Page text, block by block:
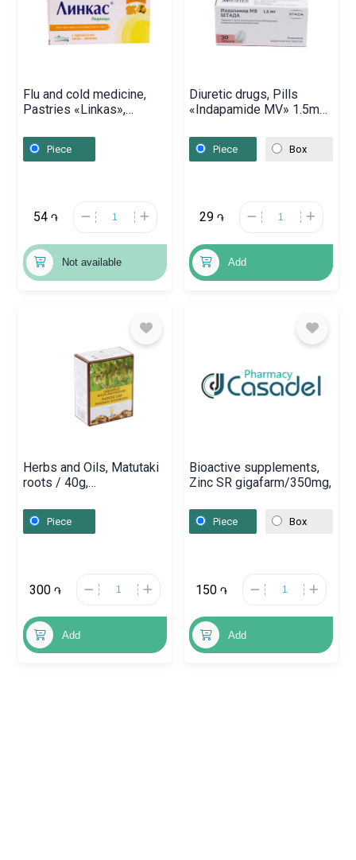
Flu and cold medicine,
Pastries «Linkas»,
Piece
54 ֏
Not available
Diuretic drugs, Pills
«Indapamide MV» 1.5mg,
Piece Box
29 ֏
Add
Herbs and Oils, Matutaki
roots / 40g,
Piece
300 ֏
Add
Bioactive supplements,
Zinc SR gigafarm/350mg,
Piece Box
150 ֏
Add